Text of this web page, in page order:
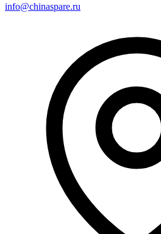
info@chinaspare.ru